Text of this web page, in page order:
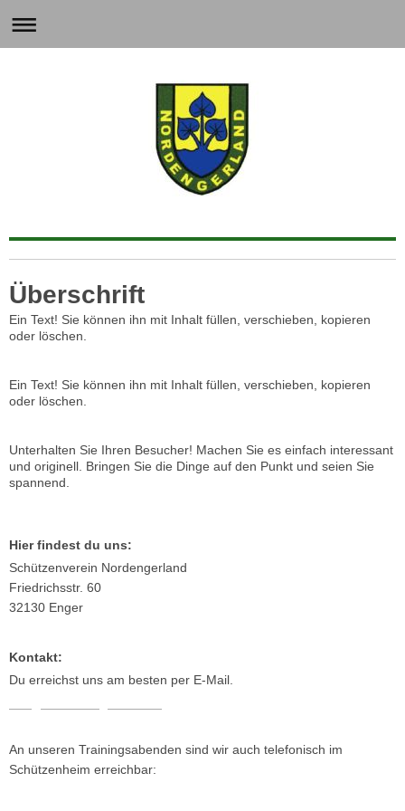
Überschrift
Ein Text! Sie können ihn mit Inhalt füllen, verschieben, kopieren
oder löschen.
Ein Text! Sie können ihn mit Inhalt füllen, verschieben, kopieren
oder löschen.
Unterhalten Sie Ihren Besucher! Machen Sie es einfach interessant
und originell. Bringen Sie die Dinge auf den Punkt und seien Sie
spannend.
Hier findest du uns:
Schützenverein Nordengerland
Friedrichsstr. 60
32130 Enger
Kontakt:
Du erreichst uns am besten per E-Mail.
An unseren Trainingsabenden sind wir auch telefonisch im
Schützenheim erreichbar: